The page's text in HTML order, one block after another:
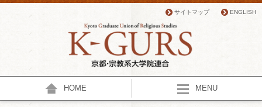
サイトマップ ENGLISH
HOME MENU